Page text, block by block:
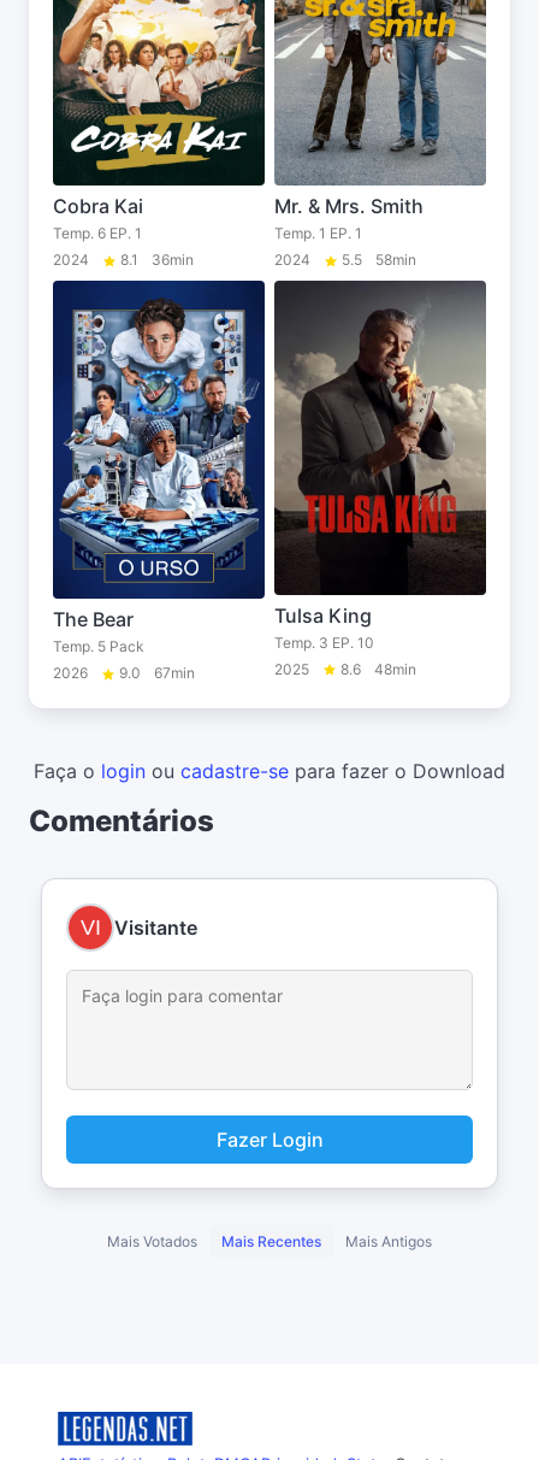
Cobra Kai
Temp. 6 EP. 1
2024
8.1 36min
Mr. & Mrs. Smith
Temp. 1 EP. 1
2024
5.5 58min
The Bear
Temp. 5 Pack
2026
9.0 67min
Tulsa King
Temp. 3 EP. 10
2025
8.6 48min
Faça o login ou cadastre-se para fazer o Download
Comentários
Visitante
Fazer Login
Mais Votados Mais Recentes Mais Antigos